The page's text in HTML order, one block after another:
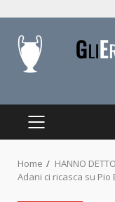
content
PRIMARY
Home
HANNO DETTO
Adani ci ricasca su Pio